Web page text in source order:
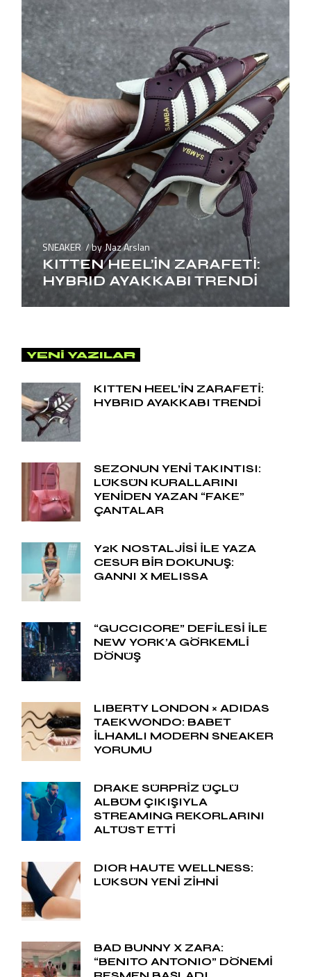
SNEAKER by Naz Arslan
KITTEN HEEL’İN ZARAFETİ:
HYBRID AYAKKABI TRENDİ
YENI YAZILAR
KITTEN HEEL’İN ZARAFETİ:
HYBRID AYAKKABI TRENDİ
SEZONUN YENİ TAKINTISI:
LÜKSÜN KURALLARINI
YENİDEN YAZAN “FAKE”
ÇANTALAR
Y2K NOSTALJİSİ İLE YAZA
CESUR BİR DOKUNUŞ:
GANNI X MELISSA
“GUCCICORE” DEFİLESİ İLE
NEW YORK’A GÖRKEMLİ
DÖNÜŞ
LIBERTY LONDON × ADIDAS
TAEKWONDO: BABET
İLHAMLI MODERN SNEAKER
YORUMU
DRAKE SÜRPRİZ ÜÇLÜ
ALBÜM ÇIKIŞIYLA
STREAMING REKORLARINI
ALTÜST ETTİ
DIOR HAUTE WELLNESS:
LÜKSÜN YENİ ZİHNİ
BAD BUNNY X ZARA:
“BENITO ANTONIO” DÖNEMİ